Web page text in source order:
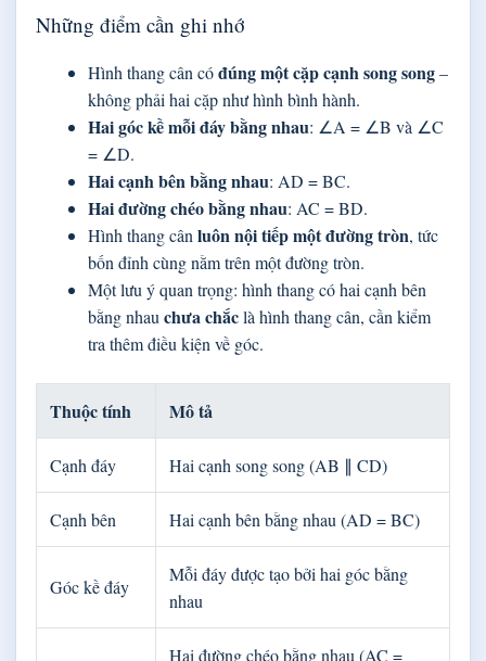
Những điểm cần ghi nhớ
Hình thang cân cóđúng một cặp cạnh song song–
không phải hai cặp như hình bình hành.
Hai góc kề mỗi đáy bằng nhau: ∠A = ∠B và ∠C
= ∠D.
Hai cạnh bên bằng nhau: AD = BC.
Hai đường chéo bằng nhau: AC = BD.
Hình thang cânluôn nội tiếp một đường tròn, tức
bốn đỉnh cùng nằm trên một đường tròn.
Một lưu ý quan trọng: hình thang có hai cạnh bên
bằng nhauchưa chắclà hình thang cân, cần kiểm
tra thêm điều kiện về góc.
Thuộc tính Mô tả
Cạnh đáy Hai cạnh song song (AB ∥ CD)
Cạnh bên Hai cạnh bên bằng nhau (AD = BC)
Góc kề đáy
Mỗi đáy được tạo bởi hai góc bằng
nhau
Hai đường chéo bằng nhau (AC =